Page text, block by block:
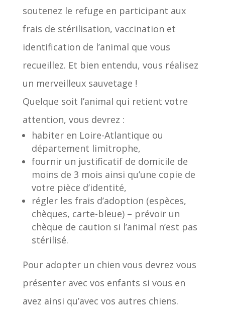
soutenez le refuge en participant aux
frais de stérilisation, vaccination et
identification de l’animal que vous
recueillez. Et bien entendu, vous réalisez
un merveilleux sauvetage !
Quelque soit l’animal qui retient votre
attention, vous devrez :
habiter en Loire-Atlantique ou
département limitrophe,
fournir un justificatif de domicile de
moins de 3 mois ainsi qu’une copie de
votre pièce d’identité,
régler les frais d’adoption (espèces,
chèques, carte-bleue) – prévoir un
chèque de caution si l’animal n’est pas
stérilisé.
Pour adopter un chien vous devrez vous
présenter avec vos enfants si vous en
avez ainsi qu’avec vos autres chiens.